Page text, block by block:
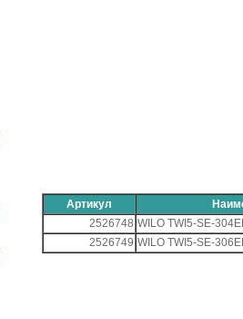
Артикул
2526748 WILO TWI5-SE-
2526749 WILO TWI5-SE-